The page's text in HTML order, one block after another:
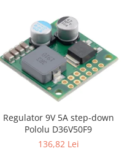
Regulator 9V 5A step-down
Pololu D36V50F9
136,82 Lei